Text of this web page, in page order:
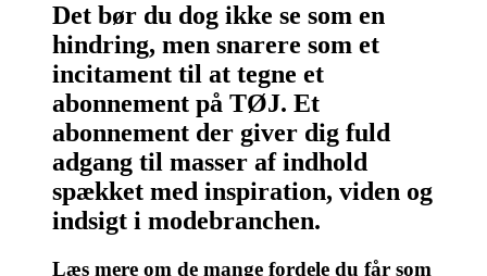
Det bør du dog ikke se som en
hindring, men snarere som et
incitament til at tegne et
abonnement på TØJ. Et
abonnement der giver dig fuld
adgang til masser af indhold
spækket med inspiration, viden og
indsigt i modebranchen.
Læs mere om de mange fordele du får som